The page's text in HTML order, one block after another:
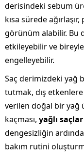
derisindeki sebum
kısa sürede
görünüm alabilir. Bu
etkileyebilir ve
engelleyebilir.
Saç derimizdeki yağ
tutmak, dış
verilen doğal bir yağ
kaçması, yağlı saçlar
dengesizliğin
bakım rutini